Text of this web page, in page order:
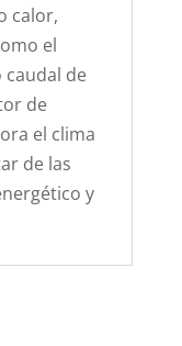
calor,
el
caudal de
de
el clima
de las
y